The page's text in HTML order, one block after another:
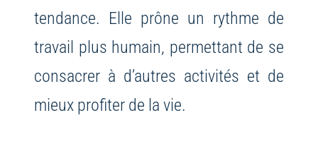
tendance. Elle prône un rythme de
travail plus humain, permettant de se
consacrer à d’autres activités et de
mieux profiter de la vie.